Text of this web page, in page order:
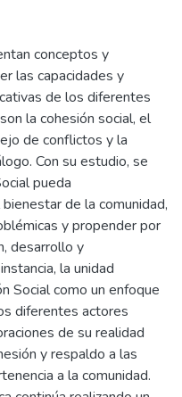
conceptos y
las capacidades y
de los diferentes
la cohesión social, el
de conflictos y la
Con su estudio, se
pueda
de la comunidad,
y propender por
desarrollo y
la unidad
Social como un enfoque
diferentes actores
de su realidad
y respaldo a las
a la comunidad.